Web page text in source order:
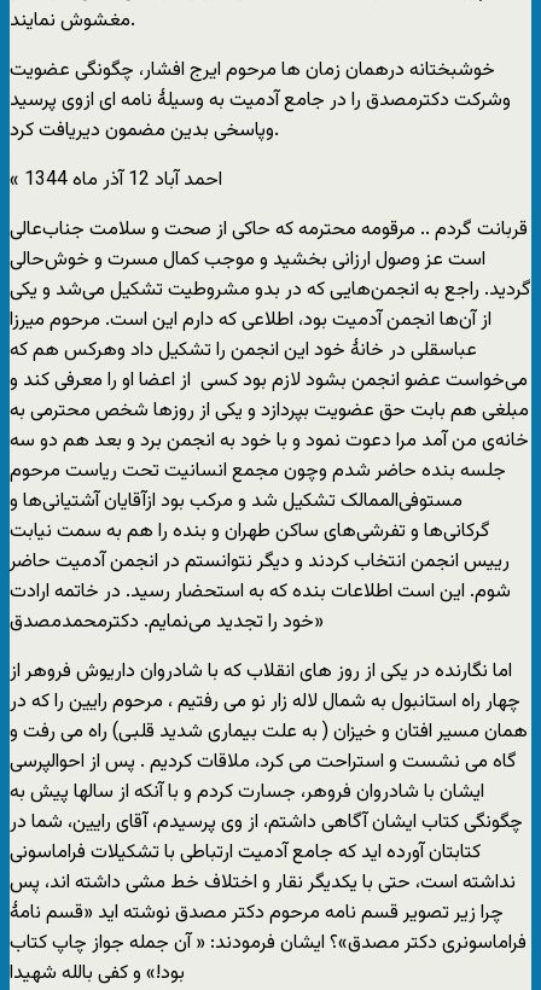
مغشوش نمایند.
خوشبختانه درهمان زمان ها مرحوم ایرج افشار، چگونگی عضویت
وشرکت دکترمصدق را در جامع آدمیت به وسیلۀ نامه ای ازوی پرسید
وپاسخی بدین مضمون دیریافت کرد.
« احمد آباد 12 آذر ماه 1344
قربانت گردم .. مرقومه‌ محترمه که حاکی از صحت و سلامت جناب‌عالی‌
است عز وصول ارزانی بخشید و موجب کمال مسرت و خوش‌حالی
گردید. راجع به انجمن‌هایی که در بدو مشروطیت تشکیل می‌شد و یکی
از آن‌ها انجمن آدمیت بود، اطلاعی که دارم این است. مرحوم میرزا
عباسقلی در خانۀ خود این انجمن را تشکیل داد وهرکس هم که
می‌خواست عضو انجمن بشود لازم بود کسی ‏ از اعضا او را معرفی کند و
مبلغی هم بابت حق عضویت بپردازد و یکی از روزها شخص محترمی به
خانه‌ی من آمد مرا دعوت نمود و با خود به انجمن برد و بعد هم دو سه
جلسه بنده حاضر شدم وچون مجمع انسانیت تحت ریاست مرحوم
مستوفی‌الممالک تشکیل شد و مرکب بود ازآقایان آشتیانی‌ها و
گرکانی‌ها و تفرشی‌های ساکن طهران و بنده را هم به سمت نیابت
رییس انجمن انتخاب کردند و دیگر نتوانستم در انجمن آدمیت حاضر
شوم. این است اطلاعات بنده که به استحضار رسید. در خاتمه ارادت
خود را تجدید می‌نمایم. دکترمحمدمصدق»
اما نگارنده در یکی از روز های انقلاب که با شادروان داریوش فروهر از
چهار راه ‏استانبول به شمال لاله زار نو می رفتیم ، مرحوم رایین را که در
همان مسیر افتان و ‏خیزان ( به علت بیماری شدید قلبی) راه می رفت و
گاه می نشست و استراحت ‏می کرد، ملاقات کردیم . پس از احوالپرسی
ایشان با شادروان فروهر، جسارت ‏کردم و با آنکه از سالها پیش به
چگونگی کتاب ایشان آگاهی داشتم، از وی پرسیدم‏، آقای رایین، شما در
کتابتان آورده اید که جامع آدمیت ارتباطی با تشکیلات ‏فراماسونی
نداشته است، حتی با یکدیگر نقار و اختلاف خط مشی داشته اند، پس
چرا ‏زیر تصویر قسم نامه مرحوم دکتر مصدق نوشته اید «قسم نامۀ
فراماسونری دکتر ‏مصدق»؟ ایشان فرمودند: « آن جمله جواز چاپ کتاب
بود!» و کفی بالله شهیدا